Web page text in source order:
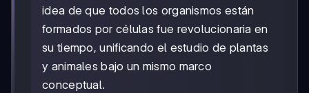
idea de que todos los organismos están
formados por células fue revolucionaria en
su tiempo, unificando el estudio de plantas
y animales bajo un mismo marco
conceptual.